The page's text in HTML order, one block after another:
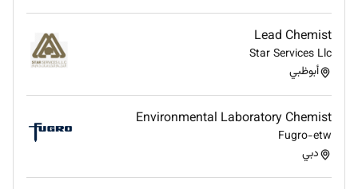
Lead Chemist
Star Services Llc
أبوظبي
Environmental Laboratory Chemist
Fugro-etw
دبي